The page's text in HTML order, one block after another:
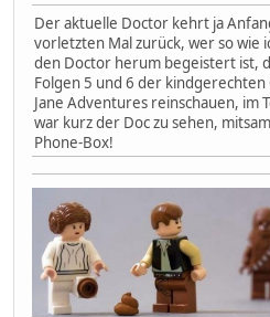
Der aktuelle Doctor kehrt ja
vorletzten Mal zurück, wer so wie
den Doctor herum begeistert ist,
Folgen 5 und 6 der kindgerechten
Jane Adventures reinschauen, im
war kurz der Doc zu sehen,
Phone-Box!